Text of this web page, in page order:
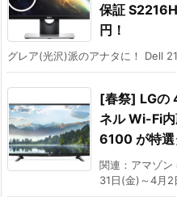
保証
円！
グレア(光沢)派のアナタに！ Dell
[春祭] LGの
ネル Wi-Fi
6100 が特
関連：アマゾン
31日(金)～4月